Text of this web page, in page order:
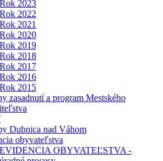
Rok 2023
Rok 2022
Rok 2021
Rok 2020
Rok 2019
Rok 2018
Rok 2017
Rok 2016
Rok 2015
zasadnutí a program Mestského
Dubnica nad Váhom
obyvateľstva
EVIDENCIA OBYVATEĽSTVA -